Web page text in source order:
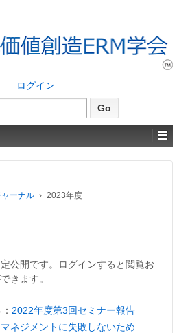
ログイン
ーナル › 2023年度
公開です。ログインすると閲覧お
きます。
2022年度第3回セミナー報告
マネジメントに失敗しないため